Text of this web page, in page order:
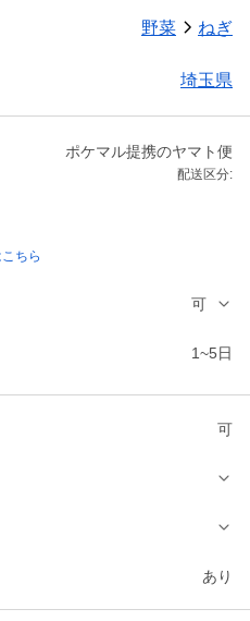
野菜 ねぎ
埼玉県
ポケマル提携のヤマト便
配送区分:
ちら
可
1~5日
可
あり